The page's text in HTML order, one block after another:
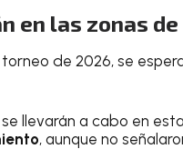
en las zonas
de 2026, se
llevarán a cabo en
, aunque no